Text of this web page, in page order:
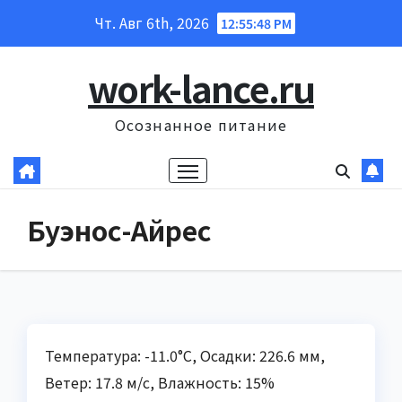
Чт. Авг 6th, 2026 12:55:49 PM
work-lance.ru
Осознанное питание
Буэнос-Айрес
Температура: -11.0°C, Осадки: 226.6 мм,
Ветер: 17.8 м/с, Влажность: 15%